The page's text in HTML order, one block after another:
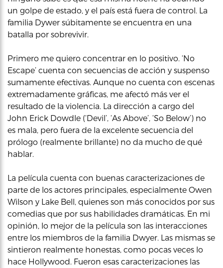
un golpe de estado, y el país está fuera de control. La
familia Dywer súbitamente se encuentra en una
batalla por sobrevivir.
Primero me quiero concentrar en lo positivo. ‘No
Escape’ cuenta con secuencias de acción y suspenso
sumamente efectivas. Aunque no cuenta con escenas
extremadamente gráficas, me afectó más ver el
resultado de la violencia. La dirección a cargo del
John Erick Dowdle (‘Devil’, ‘As Above’, ‘So Below’) no
es mala, pero fuera de la excelente secuencia del
prólogo (realmente brillante) no da mucho de qué
hablar.
La película cuenta con buenas caracterizaciones de
parte de los actores principales, especialmente Owen
Wilson y Lake Bell, quienes son más conocidos por sus
comedias que por sus habilidades dramáticas. En mi
opinión, lo mejor de la película son las interacciones
entre los miembros de la familia Dwyer. Las mismas se
sintieron realmente honestas, como pocas veces lo
hace Hollywood. Fueron esas caracterizaciones las